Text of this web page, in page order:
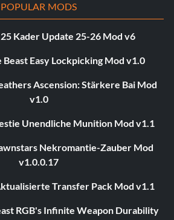
POPULAR MODS
25 Kader Update 25-26 Mod v6
Beast Easy Lockpicking Mod v1.0
Ascension: Stärkere Bai Mod
v1.0
Unendliche Munition Mod v1.1
Nekromantie-Zauber Mod
v1.0.0.17
Transfer Pack Mod v1.1
RGB's Infinite Weapon Durability